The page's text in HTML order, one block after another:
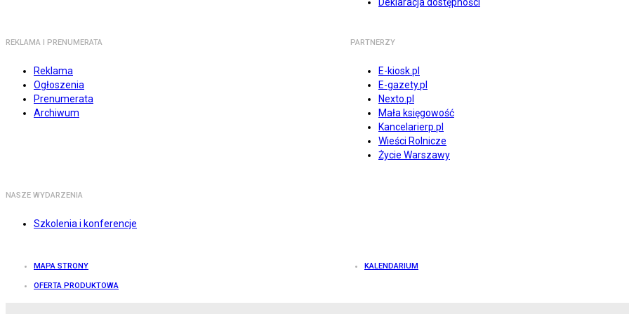
REKLAMA I PRENUMERATA
Reklama
Ogłoszenia
Prenumerata
Archiwum
PARTNERZY
E-kiosk.pl
E-gazety.pl
Nexto.pl
Mała księgowość
Kancelarierp.pl
Wieści Rolnicze
Życie Warszawy
NASZE WYDARZENIA
Szkolenia i konferencje
MAPA STRONY KALENDARIUM
OFERTA PRODUKTOWA